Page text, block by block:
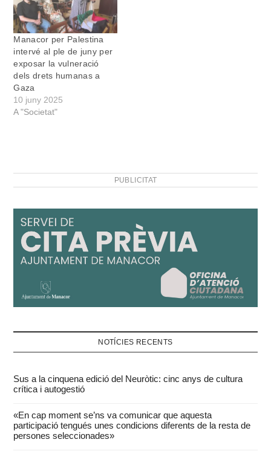
Manacor per Palestina
intervé al ple de juny per
exposar la vulneració
dels drets humanas a
Gaza
10 juny 2025
A "Societat"
PUBLICITAT
NOTÍCIES RECENTS
Sus a la cinquena edició del Neuròtic: cinc anys de cultura
crítica i autogestió
«En cap moment se’ns va comunicar que aquesta
participació tengués unes condicions diferents de la resta de
persones seleccionades»